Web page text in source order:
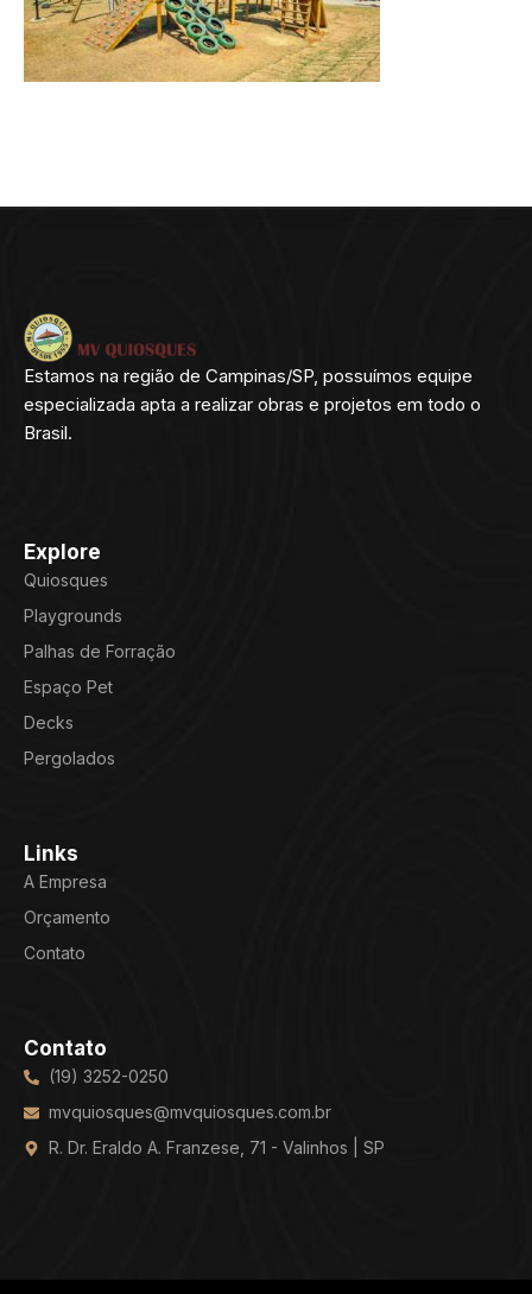
Estamos na região de Campinas/SP, possuímos equipe
especializada apta a realizar obras e projetos em todo o
Brasil.
Explore
Quiosques
Playgrounds
Palhas de Forração
Espaço Pet
Decks
Pergolados
Links
A Empresa
Orçamento
Contato
Contato
(19) 3252-0250
mvquiosques@mvquiosques.com.br
R. Dr. Eraldo A. Franzese, 71 - Valinhos | SP